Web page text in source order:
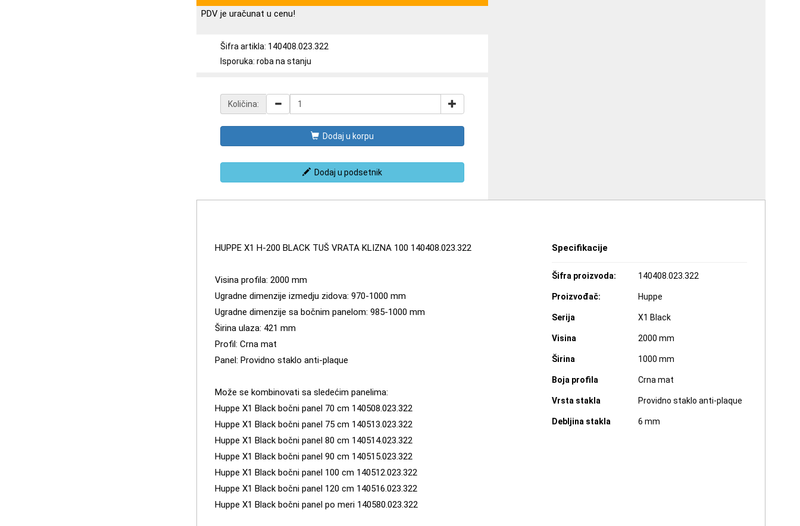
PDV je uračunat u cenu!
Šifra artikla: 140408.023.322
Isporuka: roba na stanju
Količina:
Dodaj u korpu
Dodaj u podsetnik
HUPPE X1 H-200 BLACK TUŠ VRATA KLIZNA 100 140408.023.322
Visina profila: 2000 mm
Ugradne dimenzije izmedju zidova: 970-1000 mm
Ugradne dimenzije sa bočnim panelom: 985-1000 mm
Širina ulaza: 421 mm
Profil: Crna mat
Panel: Providno staklo anti-plaque
Može se kombinovati sa sledećim panelima:
Huppe X1 Black bočni panel 70 cm 140508.023.322
Huppe X1 Black bočni panel 75 cm 140513.023.322
Huppe X1 Black bočni panel 80 cm 140514.023.322
Huppe X1 Black bočni panel 90 cm 140515.023.322
Huppe X1 Black bočni panel 100 cm 140512.023.322
Huppe X1 Black bočni panel 120 cm 140516.023.322
Huppe X1 Black bočni panel po meri 140580.023.322
Specifikacije
Šifra proizvoda: 140408.023.322
Proizvođač: Huppe
Serija X1 Black
Visina 2000 mm
Širina 1000 mm
Boja profila Crna mat
Vrsta stakla Providno staklo anti-plaque
Debljina stakla 6 mm